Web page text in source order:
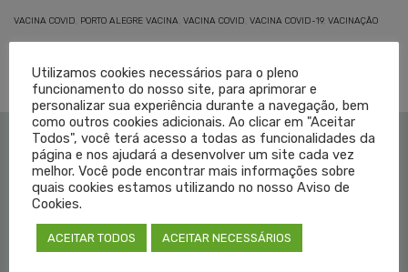
VACINA COVID PORTO ALEGRE VACINA VACINA COVID VACINA COVID-19, VACINAÇÃO
Institucional
Fale Conosco
Utilizamos cookies necessários para o pleno
funcionamento do nosso site, para aprimorar e
personalizar sua experiência durante a navegação, bem
como outros cookies adicionais. Ao clicar em "Aceitar
Todos", você terá acesso a todas as funcionalidades da
página e nos ajudará a desenvolver um site cada vez
melhor. Você pode encontrar mais informações sobre
quais cookies estamos utilizando no nosso Aviso de
Cookies.
ACEITAR TODOS ACEITAR NECESSÁRIOS